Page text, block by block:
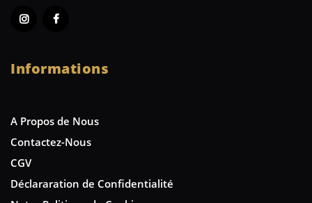
Informations
A Propos de Nous
Contactez-Nous
CGV
Déclararation de Confidentialité